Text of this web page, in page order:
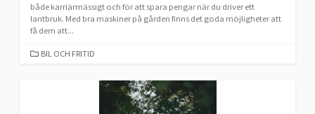
både karriärmässigt och för att spara pengar när du driver ett
lantbruk. Med bra maskiner på gården finns det goda möjligheter att
få dem att...
CATEGORIES
BIL OCH FRITID